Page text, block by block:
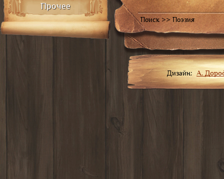
Прочее
Поиск >> Поэзия
Дизайн: А.